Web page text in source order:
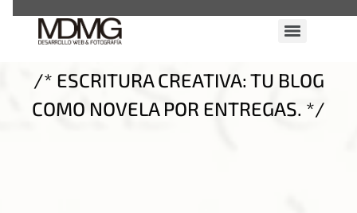
/* ESCRITURA CREATIVA: TU BLOG
COMO NOVELA POR ENTREGAS. */